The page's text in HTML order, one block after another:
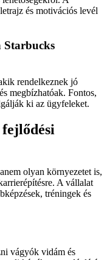
és motivációs levél
Starbucks
rendelkeznek jó
megbízhatóak. Fontos,
ki az ügyfeleket.
olyan környezetet is,
A vállalat
tréningek és
vágyók vidám és